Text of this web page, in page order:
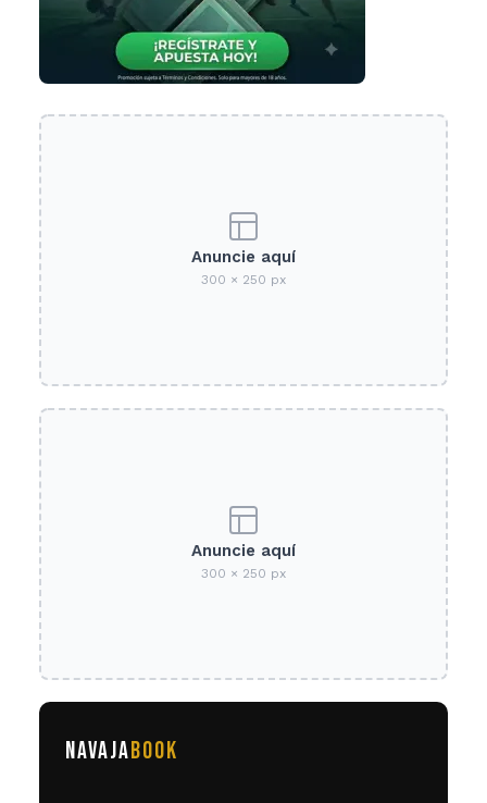
Anuncie aquí
300 × 250 px
Anuncie aquí
300 × 250 px
NAVAJABOOK